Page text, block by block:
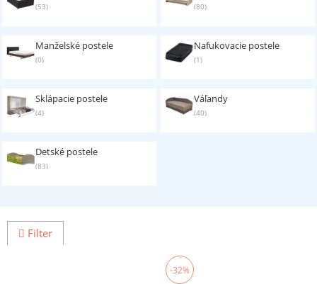
(53) (80)
Manželské postele
(0)
Nafukovacie postele
(1)
Sklápacie postele
(4)
Váľandy
(40)
Detské postele
(83)
Filter
-32%